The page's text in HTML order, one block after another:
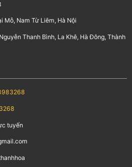
Mỗ, Nam Từ Liêm, Hà Nội
Thanh Bình, La Khê, Hà Đông, Thành
tuyến